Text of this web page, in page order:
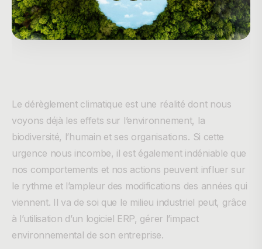
Le dérèglement climatique est une réalité dont nous
voyons déjà les effets sur l’environnement, la
biodiversité, l’humain et ses organisations. Si cette
urgence nous incombe, il est également indéniable que
nos comportements et nos actions peuvent influer sur
le rythme et l’ampleur des modifications des années qui
viennent. Il va de soi que le milieu industriel peut, grâce
à l’utilisation d’un logiciel ERP, gérer l’impact
environnemental de son entreprise.